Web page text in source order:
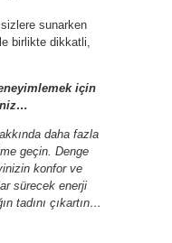
sunarken
birlikte dikkatli,
için
daha fazla
geçin. Denge
konfor ve
sürecek enerji
tadını çıkartın…